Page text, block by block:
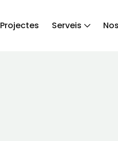
Projectes Serveis